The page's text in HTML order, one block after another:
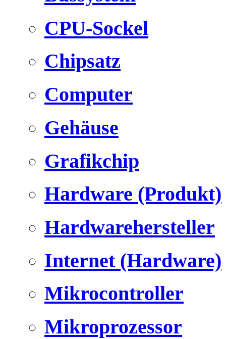
CPU-Sockel
Chipsatz
Computer
Gehäuse
Grafikchip
Hardware (Produkt)
Hardwarehersteller
Internet (Hardware)
Mikrocontroller
Mikroprozessor